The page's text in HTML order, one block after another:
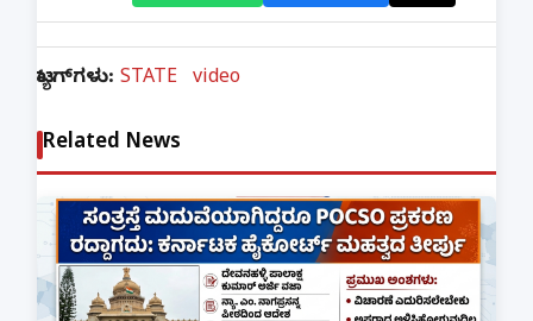
ಟ್ಯಾಗ್‌ಗಳು: STATE video
Related News